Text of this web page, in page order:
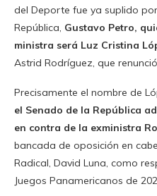
del Deporte fue ya suplido
República, Gustavo Petro,
ministra será Luz Cristina
Astrid Rodríguez, que
Precisamente el nombre de
el Senado de la República
en contra de la exministra
bancada de oposición en
Radical, David Luna, como
Juegos Panamericanos de